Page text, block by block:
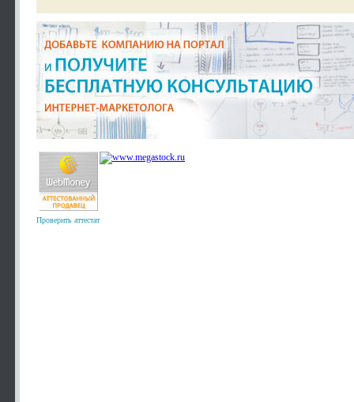
Проверить аттестат